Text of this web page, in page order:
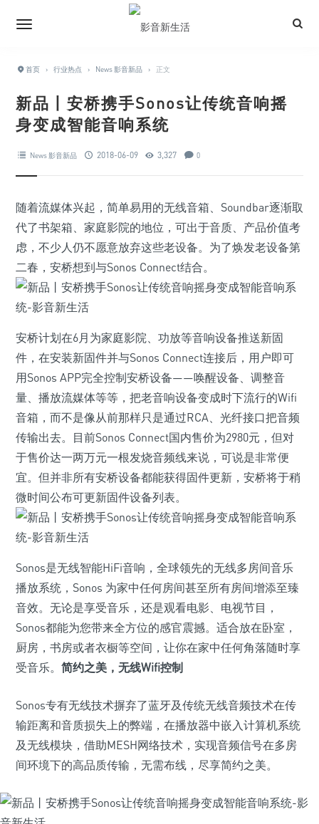
首页 › 行业热点 › News 影音新品 › 正文
新品丨安桥携手Sonos让传统音响摇
身变成智能音响系统
News 影音新品 2018-06-09 3,327 0
随着流媒体兴起，简单易用的无线音箱、Soundbar逐渐取
代了书架箱、家庭影院的地位，可出于音质、产品价值考
虑，不少人仍不愿意放弃这些老设备。为了焕发老设备第
二春，安桥想到与Sonos Connect结合。
安桥计划在6月为家庭影院、功放等音响设备推送新固
件，在安装新固件并与Sonos Connect连接后，用户即可
用Sonos APP完全控制安桥设备——唤醒设备、调整音
量、播放流媒体等等，把老音响设备变成时下流行的Wifi
音箱，而不是像从前那样只是通过RCA、光纤接口把音频
传输出去。目前Sonos Connect国内售价为2980元，但对
于售价达一两万元一根发烧音频线来说，可说是非常便
宜。但并非所有安桥设备都能获得固件更新，安桥将于稍
微时间公布可更新固件设备列表。
Sonos是无线智能HiFi音响，全球领先的无线多房间音乐
播放系统，Sonos 为家中任何房间甚至所有房间增添至臻
音效。无论是享受音乐，还是观看电影、电视节目，
Sonos都能为您带来全方位的感官震撼。适合放在卧室，
厨房，书房或者衣橱等空间，让你在家中任何角落随时享
受音乐。 简约之美，无线Wifi控制
Sonos专有无线技术摒弃了蓝牙及传统无线音频技术在传
输距离和音质损失上的弊端，在播放器中嵌入计算机系统
及无线模块，借助MESH网络技术，实现音频信号在多房
间环境下的高品质传输，无需布线，尽享简约之美。